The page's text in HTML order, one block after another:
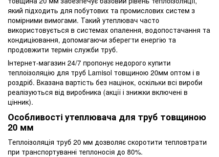
який підходить для побутових та промислових систем з
помірними вимогами. Такий утеплювач часто
використовується в системах опалення, водопостачання та
кондиціювання, допомагаючи зберегти енергію та
продовжити термін служби труб.
Інтернет-магазин 24/7 пропонує недорого купити
теплоізоляцію для труб Lamisol товщиною 20мм оптом і в
роздріб. Вказана вартість без націнок, оскільки всі вироби
реалізуються від виробника (акції і знижки включені в
цінник).
Особливості утеплювача для труб товщиною
20 мм
Теплоізоляція труб 20 мм дозволяє скоротити тепловтрати
при транспортуванні теплоносія до 80%.